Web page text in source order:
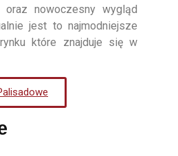
oraz nowoczesny wygląd
jest to najmodniejsze
które znajduje się w